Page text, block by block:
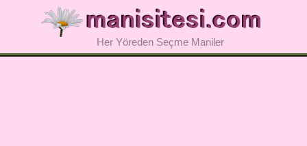
Her Yöreden Seçme Maniler